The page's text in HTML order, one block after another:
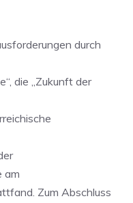
durch
die „Zukunft der
am
Zum Abschluss